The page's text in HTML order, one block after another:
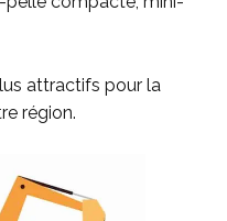
attractifs pour la
région.